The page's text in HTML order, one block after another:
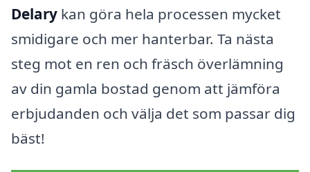
Delary kan göra hela processen mycket
smidigare och mer hanterbar. Ta nästa
steg mot en ren och fräsch överlämning
av din gamla bostad genom att jämföra
erbjudanden och välja det som passar dig
bäst!